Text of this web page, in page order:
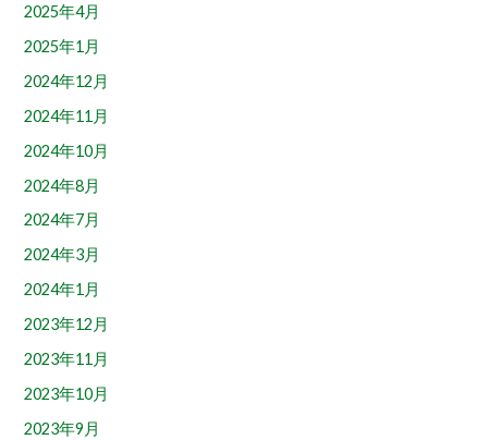
2025年4月
2025年1月
2024年12月
2024年11月
2024年10月
2024年8月
2024年7月
2024年3月
2024年1月
2023年12月
2023年11月
2023年10月
2023年9月